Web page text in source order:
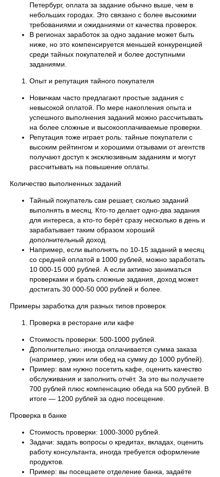
Петербург, оплата за задание обычно выше, чем в
небольших городах. Это связано с более высокими
требованиями и ожиданиями от качества проверок.
В регионах заработок за одно задание может быть
ниже, но это компенсируется меньшей конкуренцией
среди тайных покупателей и более доступными
заданиями.
Опыт и репутация тайного покупателя
Новичкам часто предлагают простые задания с
невысокой оплатой. По мере накопления опыта и
успешного выполнения заданий можно рассчитывать
на более сложные и высокооплачиваемые проверки.
Репутация тоже играет роль: тайные покупатели с
высоким рейтингом и хорошими отзывами от агентств
получают доступ к эксклюзивным заданиям и могут
рассчитывать на повышение оплаты.
Количество выполненных заданий
Тайный покупатель сам решает, сколько заданий
выполнять в месяц. Кто-то делает одно-два задания
для интереса, а кто-то берёт сразу несколько в день и
зарабатывает таким образом хороший
дополнительный доход.
Например, если выполнять по 10-15 заданий в месяц
со средней оплатой в 1000 рублей, можно заработать
10 000-15 000 рублей. А если активно заниматься
проверками и брать сложные задания, доход может
достигать 30 000-50 000 рублей и более.
Примеры заработка для разных типов проверок
Проверка в ресторане или кафе
Стоимость проверки: 500-1000 рублей.
Дополнительно: иногда оплачивается сумма заказа
(например, ужин или обед на сумму до 1000 рублей).
Пример: вам нужно посетить кафе, оценить качество
обслуживания и заполнить отчёт. За это вы получаете
700 рублей плюс компенсацию обеда на 500 рублей. В
итоге — 1200 рублей за одно посещение.
Проверка в банке
Стоимость проверки: 1000-3000 рублей.
Задачи: задать вопросы о кредитах, вкладах, оценить
работу консультанта, иногда требуется оформление
продуктов.
Пример: вы посещаете отделение банка, задаёте